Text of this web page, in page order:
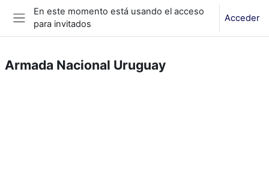
Salta al contenido principal
Panel lateral
En este momento está usando el acceso
para invitados
Acceder
Armada Nacional Uruguay